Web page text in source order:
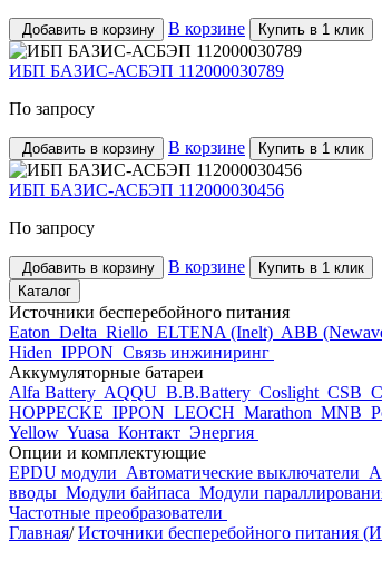
Добавить в корзину В корзине Купить в 1 клик
ИБП БАЗИС-АСБЭП 112000030789
По запросу
Добавить в корзину В корзине Купить в 1 клик
ИБП БАЗИС-АСБЭП 112000030456
По запросу
Добавить в корзину В корзине
Купить в 1 клик
Каталог
Источники бесперебойного питания
Eaton Delta Riello ELTENA (Inelt) ABB
Hiden IPPON Связь инжиниринг
Аккумуляторные батареи
Alfa Battery AQQU B.B.Battery Coslight CSB
HOPPECKE IPPON LEOCH Marathon MNB
Yellow Yuasa Контакт Энергия
Опции и комплектующие
EPDU модули Автоматические выключатели
вводы Модули байпаса Модули
Частотные преобразователи
Главная/ Источники бесперебойного питания